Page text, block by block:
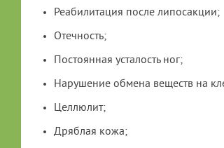
Реабилитация после липосакции;
Отечность;
Постоянная усталость ног;
Нарушение обмена веществ на
Целлюлит;
Дряблая кожа;